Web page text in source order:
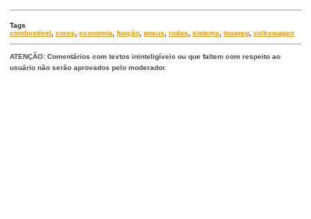
Tags
combustível
,cores ,economia ,função ,pneus ,rodas ,sistema ,touareg ,volkswagen
ATENÇÃO: Comentários com textos ininteligíveis ou que faltem com respeito ao
usuário não serão aprovados pelo moderador.